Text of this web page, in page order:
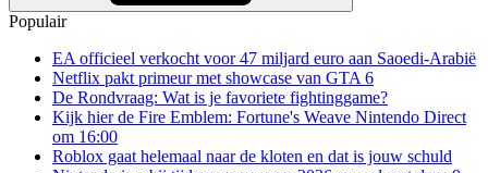
Populair
EA officieel verkocht voor 47 miljard euro aan Saoedi-Arabië
Netflix pakt primeur met showcase van GTA 6
De Rondvraag: Wat is je favoriete fightinggame?
Kijk hier de Fire Emblem: Fortune's Weave Nintendo Direct
om 16:00
Roblox gaat helemaal naar de kloten en dat is jouw schuld